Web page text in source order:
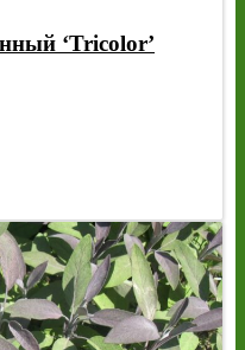
‘Tricolor’